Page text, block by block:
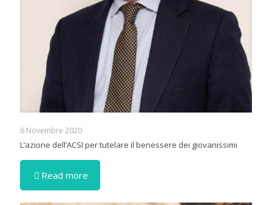
6 Novembre 2020
L’azione dell’ACSI per tutelare il benessere dei giovanissimi
Read more